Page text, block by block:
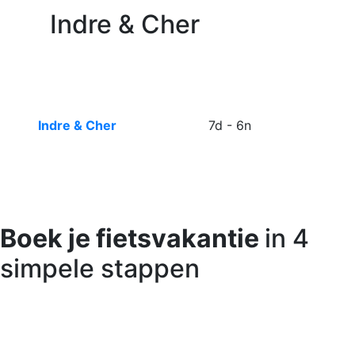
Indre & Cher
Indre & Cher 7d - 6n
Boek je fietsvakantie in 4
simpele stappen